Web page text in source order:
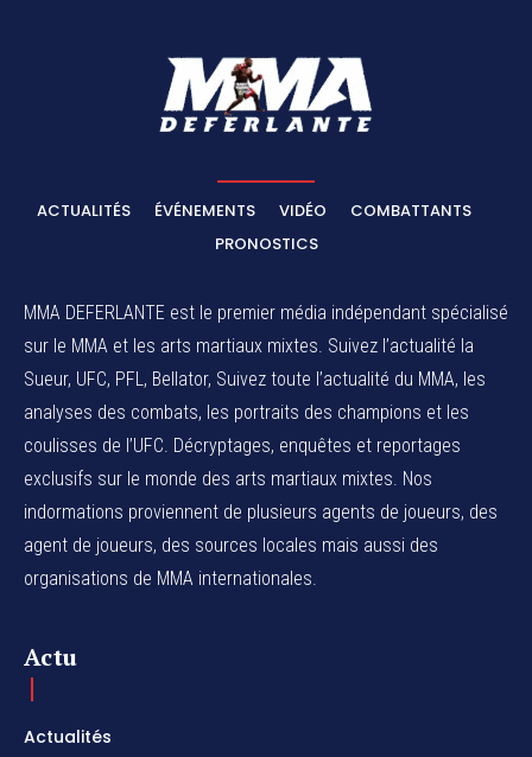
ACTUALITÉS ÉVÉNEMENTS VIDÉO
COMBATTANTS
PRONOSTICS
MMA DEFERLANTE est le premier média indépendant spécialisé
sur le MMA et les arts martiaux mixtes. Suivez l’actualité la
Sueur, UFC, PFL, Bellator, Suivez toute l’actualité du MMA, les
analyses des combats, les portraits des champions et les
coulisses de l’UFC. Décryptages, enquêtes et reportages
exclusifs sur le monde des arts martiaux mixtes. Nos
indormations proviennent de plusieurs agents de joueurs, des
agent de joueurs, des sources locales mais aussi des
organisations de MMA internationales.
Actu
Actualités